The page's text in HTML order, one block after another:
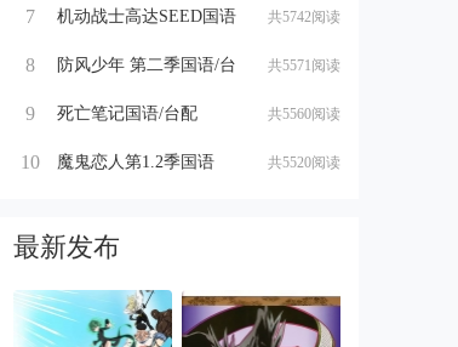
7
机动战士高达SEED国语
共5742阅读
8
防风少年 第二季国语/台
共5571阅读
9
死亡笔记国语/台配
共5560阅读
10
魔鬼恋人第1.2季国语
共5520阅读
最新发布